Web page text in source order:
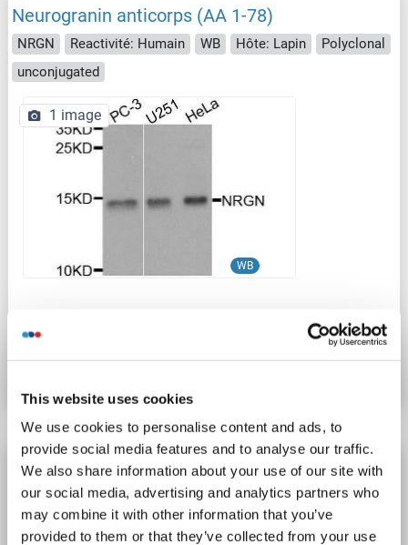
This website uses cookies
We use cookies to personalise content and ads, to
provide social media features and to analyse our traffic.
We also share information about your use of our site with
our social media, advertising and analytics partners who
may combine it with other information that you’ve
provided to them or that they’ve collected from your use
Neurogranin anticorps (AA 1-78)
NRGN Reactivité: Humain WB Hôte: Lapin
Polyclonal
unconjugated
WB
1 image
N° du produit ABIN6144855
Neurogranin anticorps (AA 11-54)
NRGN Reactivité: Humain, Souris, Rat
WB, ELISA, FACS
Hôte: Lapin
Polyclonal unconjugated